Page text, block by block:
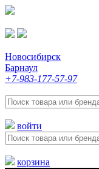
Новосибирск
Барнаул
+7-983-177-57-97
войти
корзина